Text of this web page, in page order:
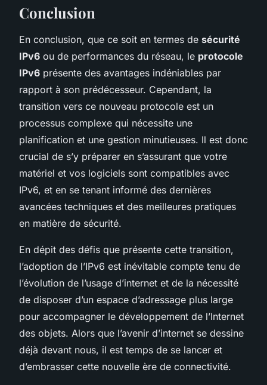
Conclusion
En conclusion, que ce soit en termes de sécurité
IPv6 ou de performances du réseau, le protocole
IPv6 présente des avantages indéniables par
rapport à son prédécesseur. Cependant, la
transition vers ce nouveau protocole est un
processus complexe qui nécessite une
planification et une gestion minutieuses. Il est donc
crucial de s’y préparer en s’assurant que votre
matériel et vos logiciels sont compatibles avec
IPv6, et en se tenant informé des dernières
avancées techniques et des meilleures pratiques
en matière de sécurité.
En dépit des défis que présente cette transition,
l’adoption de l’IPv6 est inévitable compte tenu de
l’évolution de l’usage d’internet et de la nécessité
de disposer d’un espace d’adressage plus large
pour accompagner le développement de l’Internet
des objets. Alors que l’avenir d’internet se dessine
déjà devant nous, il est temps de se lancer et
d’embrasser cette nouvelle ère de connectivité.